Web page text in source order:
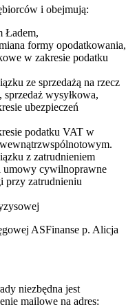
i obejmują:
Ładem,
formy opodatkowania,
w zakresie podatku
ze sprzedażą na rzecz
wysyłkowa,
ubezpieczeń
podatku VAT w
z zatrudnieniem
umowy cywilnoprawne
przy zatrudnieniu
ASFinanse p. Alicja
niezbędna jest
mailowe na adres: